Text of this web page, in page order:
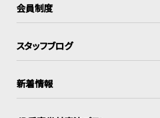
会員制度
スタッフブログ
新着情報